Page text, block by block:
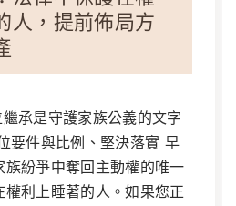
人，提前佈局方
承是守護家族公義的文字
要件與比例 、堅決落實 早
族紛爭中奪回主動權的唯一
利上睡著的人。如果您正